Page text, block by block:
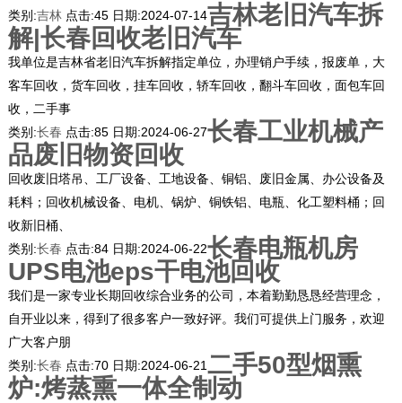
类别:吉林 点击:45 日期:2024-07-14吉林老旧汽车拆
解|长春回收老旧汽车
我单位是吉林省老旧汽车拆解指定单位，办理销户手续，报废单，大
客车回收，货车回收，挂车回收，轿车回收，翻斗车回收，面包车回
收，二手事
类别:长春 点击:85 日期:2024-06-27长春工业机械产
品废旧物资回收
回收废旧塔吊、工厂设备、工地设备、铜铝、废旧金属、办公设备及
耗料；回收机械设备、电机、锅炉、铜铁铝、电瓶、化工塑料桶；回
收新旧桶、
类别:长春 点击:84 日期:2024-06-22长春电瓶机房
UPS电池eps干电池回收
我们是一家专业长期回收综合业务的公司，本着勤勤恳恳经营理念，
自开业以来，得到了很多客户一致好评。我们可提供上门服务，欢迎
广大客户朋
类别:长春 点击:70 日期:2024-06-21 二手50型烟熏
炉:烤蒸熏一体全制动